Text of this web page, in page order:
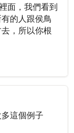
面，我們看到
的人跟侯鳥
，所以你根
這個例子